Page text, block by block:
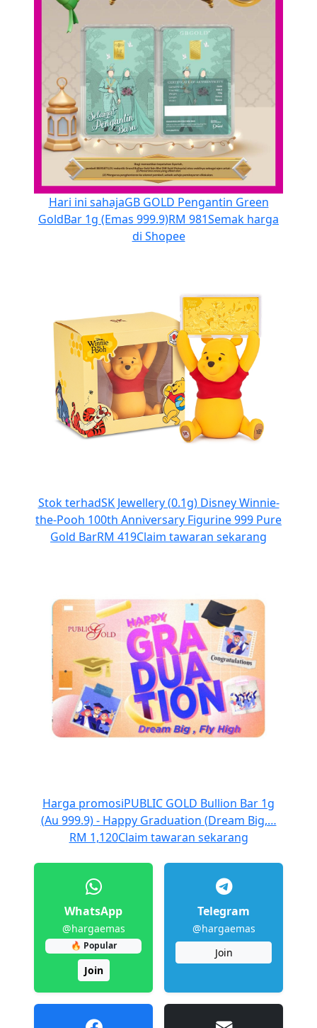
Hari ini sahajaGB GOLD Pengantin Green
GoldBar 1g (Emas 999.9)RM 981Semak harga
di Shopee
Stok terhadSK Jewellery (0.1g) Disney Winnie-
the-Pooh 100th Anniversary Figurine 999 Pure
Gold BarRM 419Claim tawaran sekarang
Harga promosiPUBLIC GOLD Bullion Bar 1g
(Au 999.9) - Happy Graduation (Dream Big,…
RM 1,120Claim tawaran sekarang
WhatsApp
@hargaemas
🔥 Popular
Join
Telegram
@hargaemas
Join